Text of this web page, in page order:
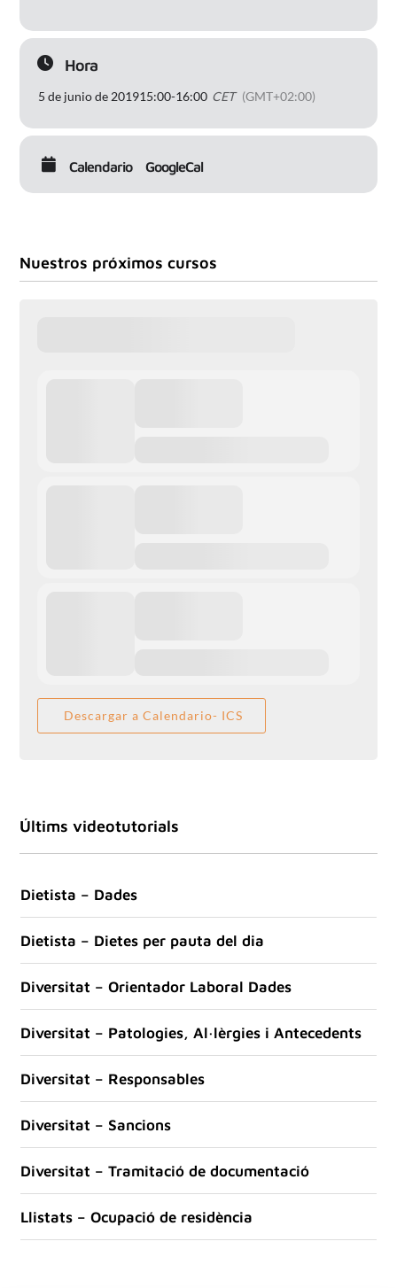
Hora
5 de junio de 201915:00-16:00 CET (GMT+02:00)
Calendario GoogleCal
Nuestros próximos cursos
Descargar a Calendario- ICS
Últims videotutorials
Dietista – Dades
Dietista – Dietes per pauta del dia
Diversitat – Orientador Laboral Dades
Diversitat – Patologies, Al·lèrgies i Antecedents
Diversitat – Responsables
Diversitat – Sancions
Diversitat – Tramitació de documentació
Llistats – Ocupació de residència